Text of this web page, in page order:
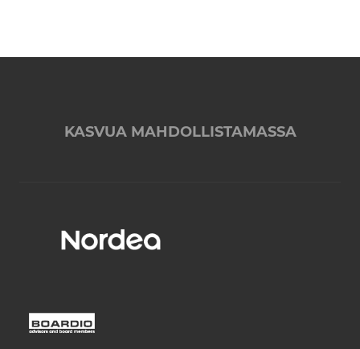
KASVUA MAHDOLLISTAMASSA